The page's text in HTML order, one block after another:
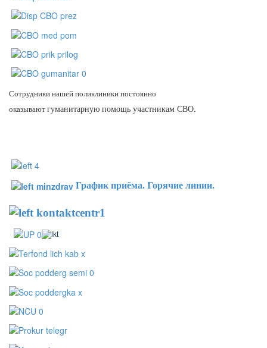
Сотрудники нашей поликлиники постоянно
оказывают гуманитарную помощь участникам СВО.
График приёма. Горячие линии.